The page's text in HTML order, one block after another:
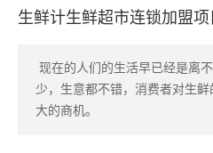
生鲜计生鲜超市连锁加盟
现在的人们的生活早已经是离
少，生意都不错，消费者对生
大的商机。